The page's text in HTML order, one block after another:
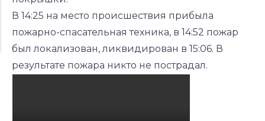
В 14:25 на место происшествия прибыла
пожарно-спасательная техника, в 14:52 пожар
был локализован, ликвидирован в 15:06. В
результате пожара никто не пострадал.